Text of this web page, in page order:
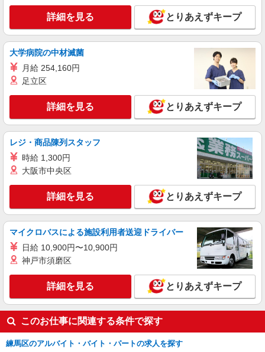
≪日払いOK≫日収1.2万円超！就労支援施設の
サポートSTAFF募集
時給1500円〜 ＜日払い有/週払い有/交通費全
詳細を見る
株式会社kotrio /●SW-S-2114169
＜氷川台駅＞未経験歓迎！サ高住パートスタッ
時給1550円〜2312円 ＜交通費全支給(ガソリ
キープ 詳細を見る
派遣社員
株式会社kotrio /●SW-H1-1854718
平和台駅近くの就労支援施設★人気のサポート
スタッフ募集♪
時給1500円〜 ＜日払い有/週払い有/交通費全
支給(ガソリン代含む)＞
東京都練馬区
キープ 詳細を見る
詳細を見る とりあえずキープ
大学病院の中材滅菌
月給 254,160円
足立区
詳細を見る とりあえずキープ
レジ・商品陳列スタッフ
時給 1,300円
大阪市中央区
詳細を見る とりあえずキープ
マイクロバスによる施設利用者送迎ドライバー
日給 10,900円〜10,900円
神戸市須磨区
詳細を見る とりあえずキープ
このお仕事に関連する条件で探す
練馬区のアルバイト・バイト・パートの求人を探す